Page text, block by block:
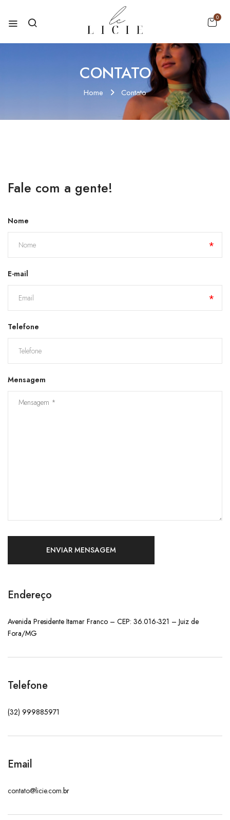
0
CONTATO
Home Contato
Fale com a gente!
Nome
E-mail
Telefone
Mensagem
Endereço
Avenida Presidente Itamar Franco – CEP: 36.016-321 – Juiz de
Fora/MG
Telefone
(32) 999885971
Email
contato@licie.com.br